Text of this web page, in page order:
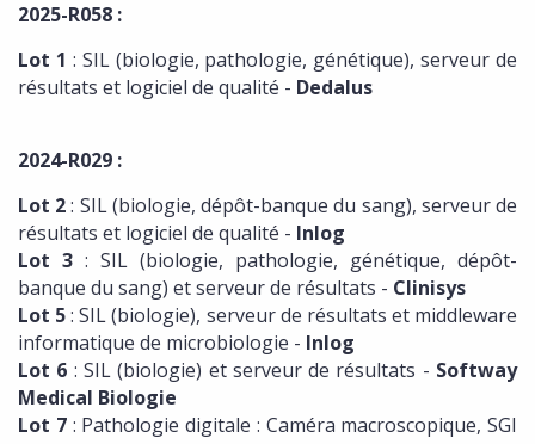
2025-R058 :
Lot 1 : SIL (biologie, pathologie, génétique), serveur de
résultats et logiciel de qualité - Dedalus
2024-R029 :
Lot 2: SIL (biologie, dépôt-banque du sang), serveur de
résultats et logiciel de qualité - Inlog
Lot 3 : SIL (biologie, pathologie, génétique, dépôt-
banque du sang) et serveur de résultats - Clinisys
Lot 5: SIL (biologie), serveur de résultats et middleware
informatique de microbiologie - Inlog
Lot 6 : SIL (biologie) et serveur de résultats - Softway
Medical Biologie
Lot 7: Pathologie digitale : Caméra macroscopique, SGI